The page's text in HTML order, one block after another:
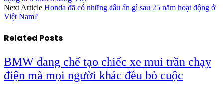
Next Article Honda đã có những dấu ấn gì sau 25 năm hoạt động ở
Việt Nam?
Related Posts
BMW đang chế tạo chiếc xe mui trần chạy
điện mà mọi người khác đều bỏ cuộc